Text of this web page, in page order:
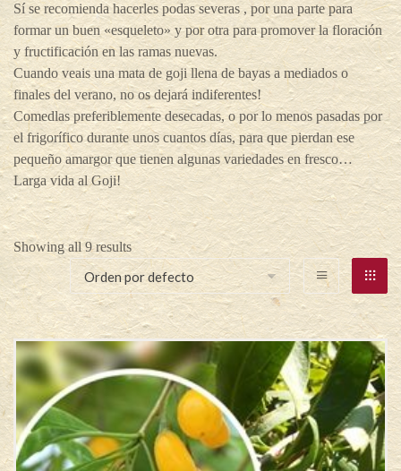
Sí se recomienda hacerles podas severas , por una parte para
formar un buen «esqueleto» y por otra para promover la floración
y fructificación en las ramas nuevas.
Cuando veais una mata de goji llena de bayas a mediados o
finales del verano, no os dejará indiferentes!
Comedlas preferiblemente desecadas, o por lo menos pasadas por
el frigorífico durante unos cuantos días, para que pierdan ese
pequeño amargor que tienen algunas variedades en fresco…
Larga vida al Goji!
Showing all 9 results